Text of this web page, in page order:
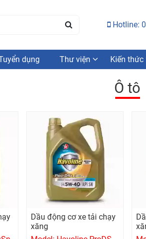
Hotline:
dụng Thư viện Kiến thức
Ô tô
Dầu động cơ xe tải chạy
xăng